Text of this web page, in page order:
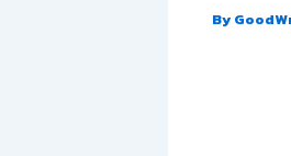
By